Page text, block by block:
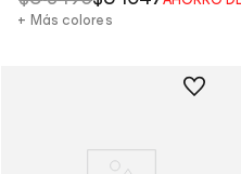
+ Más colores